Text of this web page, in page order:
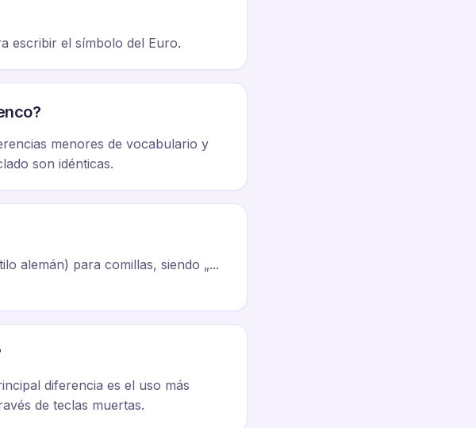
escribir el símbolo del Euro.
menores de vocabulario y
son idénticas.
alemán) para comillas, siendo „...
diferencia es el uso más
de teclas muertas.